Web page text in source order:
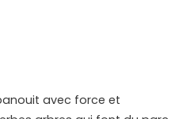
avec force et